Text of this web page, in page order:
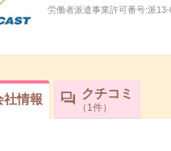
労働者派遣事業許可番号:派13-
社情報 クチコミ
1 件